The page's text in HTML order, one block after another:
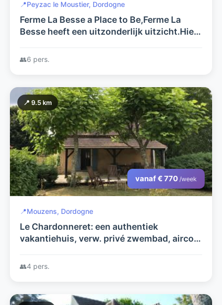
📍Peyzac le Moustier, Dordogne
Ferme La Besse a Place to Be,Ferme La
Besse heeft een uitzonderlijk uitzicht.Hier
👥6 pers.
📍 9.5 km
vanaf € 770 /week
📍Mouzens, Dordogne
Le Chardonneret: een authentiek
vakantiehuis, verw. privé zwembad, airco,
beziensw+golf. Geen extra kosten!
👥4 pers.